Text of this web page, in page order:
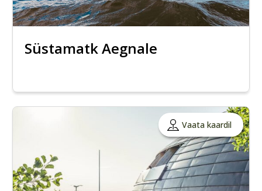
Süstamatk Aegnale
Vaata kaardil